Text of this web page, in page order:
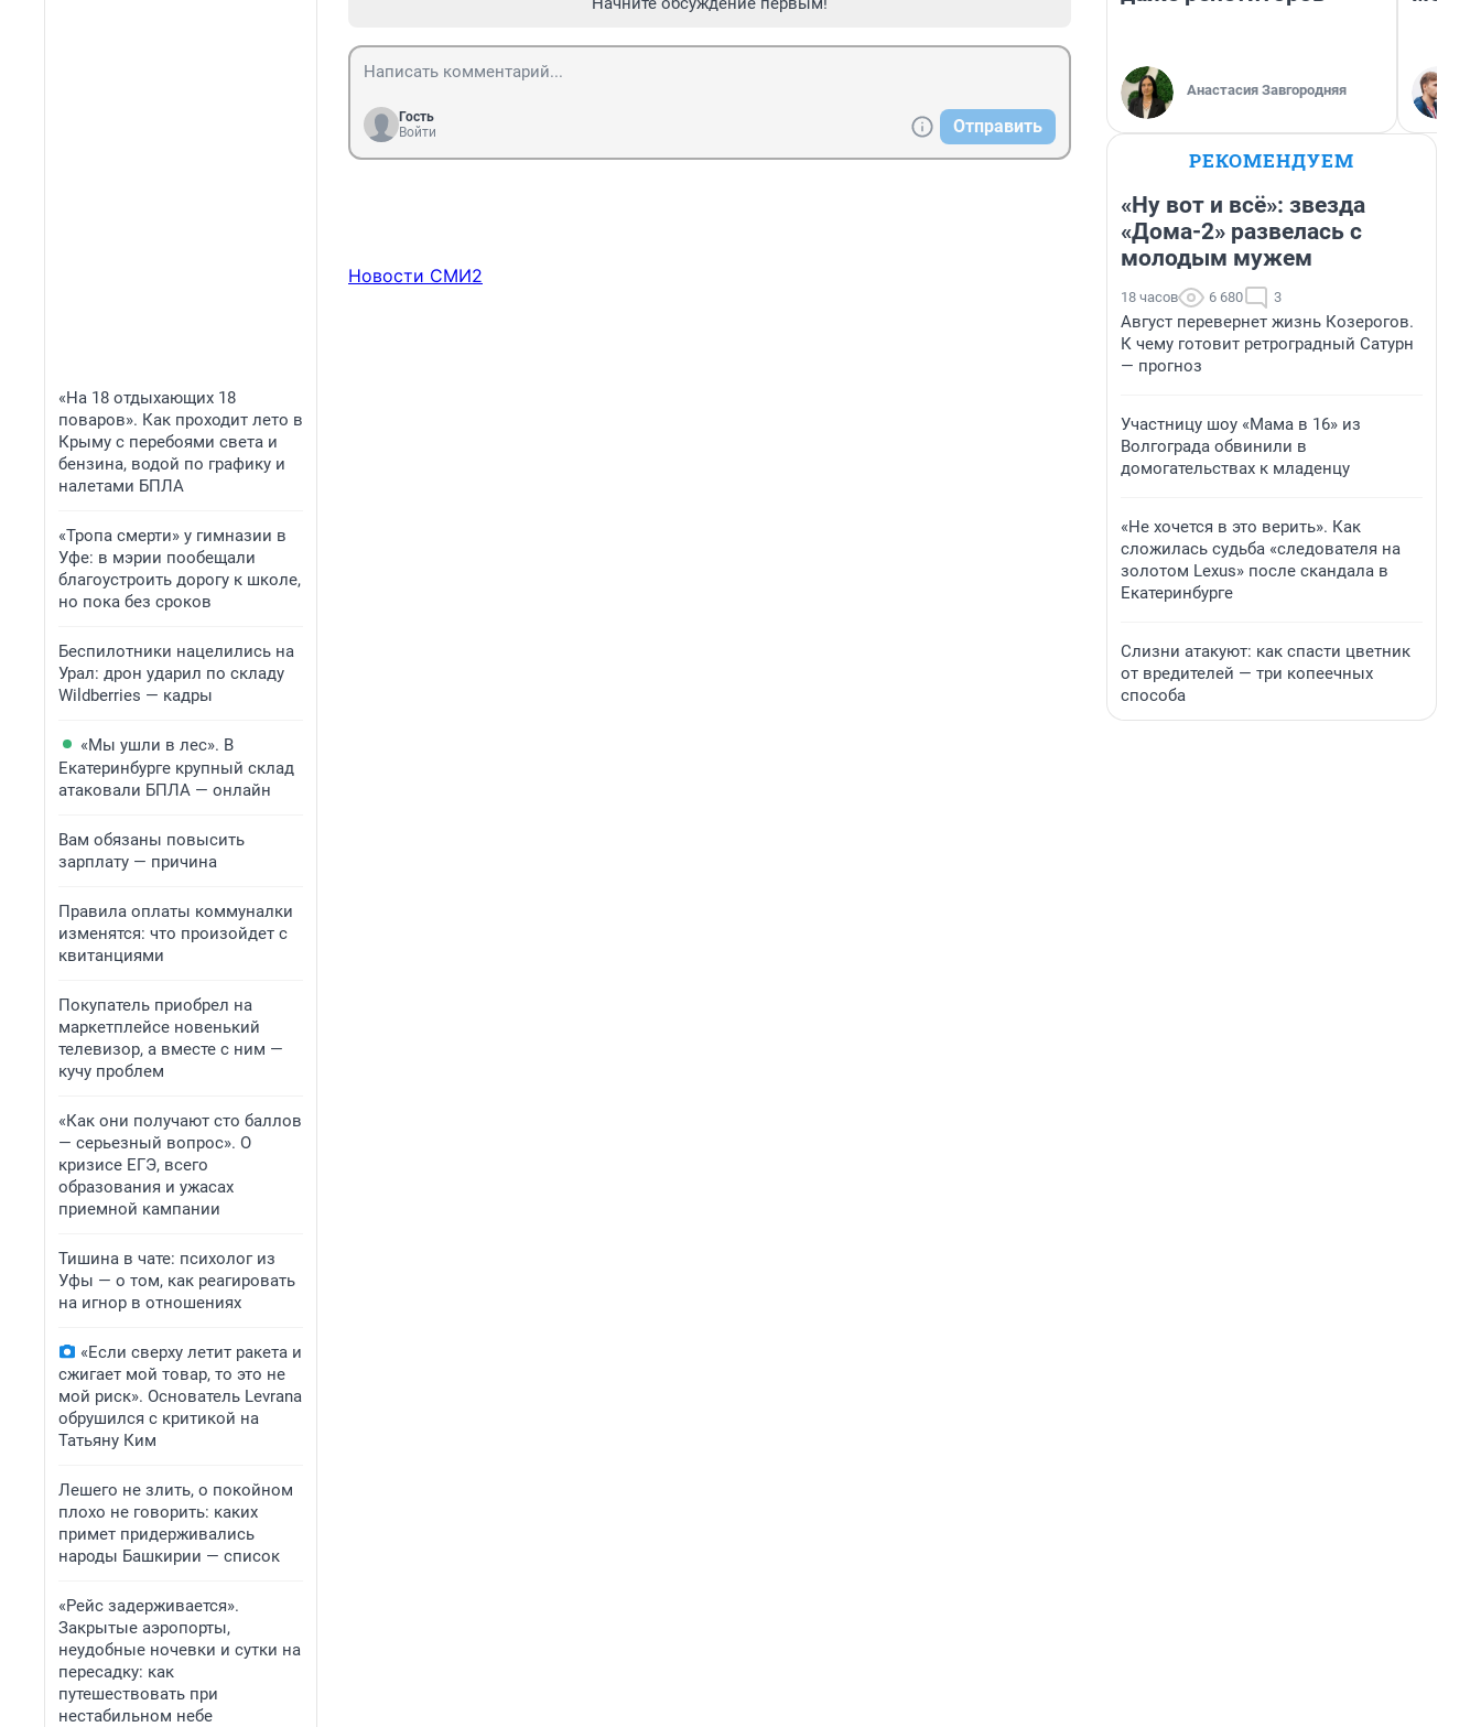
«На 18 отдыхающих 18
поваров». Как проходит лето в
Крыму с перебоями света и
бензина, водой по графику и
налетами БПЛА
«Тропа смерти» у гимназии в
Уфе: в мэрии пообещали
благоустроить дорогу к школе,
но пока без сроков
Беспилотники нацелились на
Урал: дрон ударил по складу
Wildberries — кадры
«Мы ушли в лес». В
Екатеринбурге крупный склад
атаковали БПЛА — онлайн
Вам обязаны повысить
зарплату — причина
Правила оплаты коммуналки
изменятся: что произойдет с
квитанциями
Покупатель приобрел на
маркетплейсе новенький
телевизор, а вместе с ним —
кучу проблем
«Как они получают сто баллов
— серьезный вопрос». О
кризисе ЕГЭ, всего
образования и ужасах
приемной кампании
Тишина в чате: психолог из
Уфы — о том, как реагировать
на игнор в отношениях
«Если сверху летит ракета и
сжигает мой товар, то это не
мой риск». Основатель Levrana
обрушился с критикой на
Татьяну Ким
Лешего не злить, о покойном
плохо не говорить: каких
примет придерживались
народы Башкирии — список
«Рейс задерживается».
Закрытые аэропорты,
неудобные ночевки и сутки на
пересадку: как
путешествовать при
нестабильном небе
Гость
Войти
Отправить
Новости СМИ2
Анастасия Завгородняя
РЕКОМЕНДУЕМ
«Ну вот и всё»: звезда
«Дома-2» развелась с
молодым мужем
18 часов 6 680 3
Август перевернет жизнь Козерогов.
К чему готовит ретроградный Сатурн
— прогноз
Участницу шоу «Мама в 16» из
Волгограда обвинили в
домогательствах к младенцу
«Не хочется в это верить». Как
сложилась судьба «следователя на
золотом Lexus» после скандала в
Екатеринбурге
Слизни атакуют: как спасти цветник
от вредителей — три копеечных
способа